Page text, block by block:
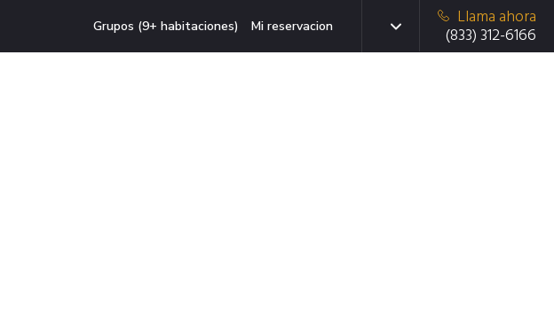
Grupos (9+ habitaciones) Mi reservacion
Llama ahora
(833) 312-6166